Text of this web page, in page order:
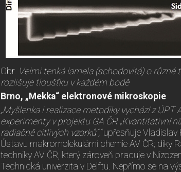
Obr. Velmi tenká lamela (schodovitá) o různé
rozlišuje tloušťku v každém bodě
Brno, „Mekka“ elektronové mikroskopie
„Myšlenka i realizace metodiky vychází z ÚPT
experimenty v projektu GA ČR „Kvantitativní
radiačně citlivých vzorků“,“upřesňuje Vladislav
Ústavu makromolekulární chemie AV ČR; díky
techniky AV ČR, který zároveň pracuje v
Technická univerzita v Delftu. Nepřímo se na